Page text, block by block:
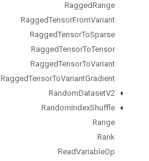
RaggedRange
RaggedTensorFromVariant
RaggedTensorToSparse
RaggedTensorToTensor
RaggedTensorToVariant
RaggedTensorToVariantGradient
RandomDatasetV2
RandomIndexShuffle
Range
Rank
ReadVariableOp